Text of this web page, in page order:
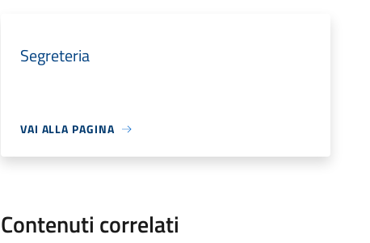
Segreteria
VAI ALLA PAGINA
Contenuti correlati